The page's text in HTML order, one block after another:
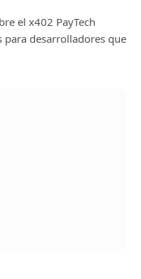
el x402 PayTech
desarrolladores que